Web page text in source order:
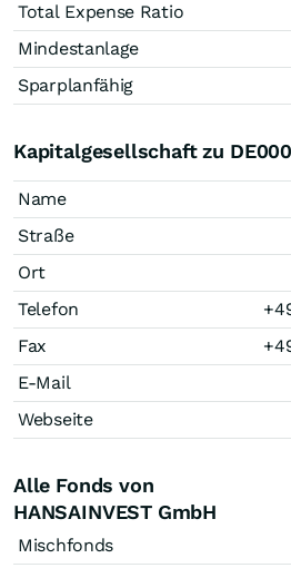
Total Expense Ratio
Mindestanlage
Sparplanfähig
Kapitalgesellschaft zu
Name
Straße
Ort
Telefon
Fax
E-Mail
Webseite
Alle Fonds von
HANSAINVEST GmbH
Mischfonds